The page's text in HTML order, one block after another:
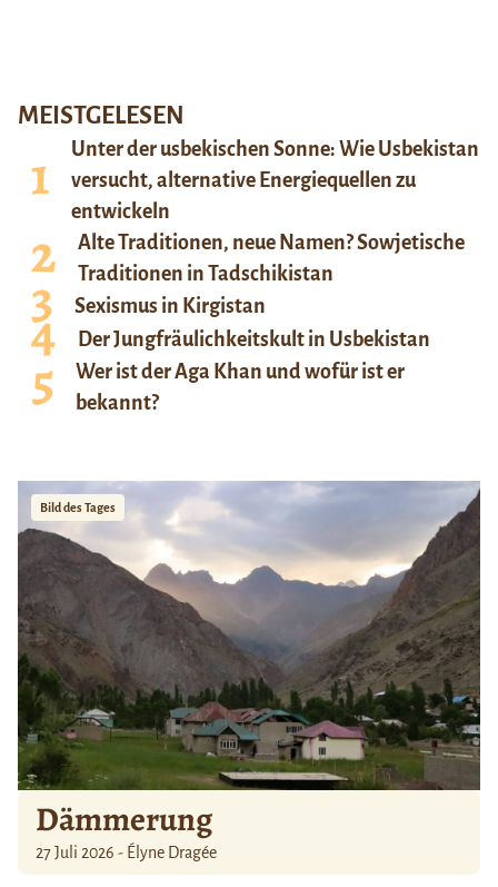
MEISTGELESEN
Unter der usbekischen Sonne: Wie Usbekistan
versucht, alternative Energiequellen zu
entwickeln
Alte Traditionen, neue Namen? Sowjetische
Traditionen in Tadschikistan
Sexismus in Kirgistan
Der Jungfräulichkeitskult in Usbekistan
Wer ist der Aga Khan und wofür ist er
bekannt?
Bild des Tages
Dämmerung
27 Juli 2026 - Élyne Dragée